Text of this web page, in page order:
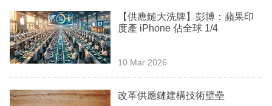
樓
市
理
商
【供應鏈大洗牌】彭博：蘋果印
度產 iPhone 佔全球 1/4
10 Mar 2026
改革供應鏈建構技術壁壘